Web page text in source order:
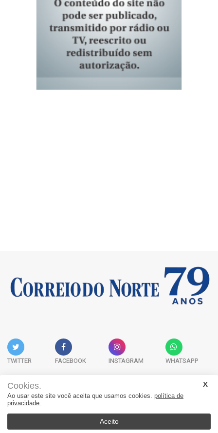
TWITTER FACEBOOK INSTAGRAM WHATSAPP
Acervo Digital Fale Conosco Quem Somos
Cookies.
Ao usar este site você aceita que usamos cookies. política de
privacidade.
Aceito